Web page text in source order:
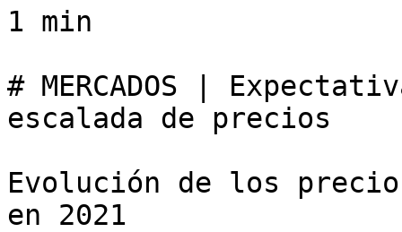
1 min
# MERCADOS |
escalada de precios
Evolución de los
en 2021